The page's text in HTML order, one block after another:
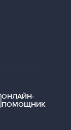
ОНЛАЙН-
ПОМОЩНИК